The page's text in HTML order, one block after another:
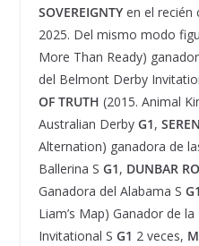
SOVEREIGNTYen el recién
2025. Del mismo modo
More Than Ready)
del Belmont Derby
OF TRUTH (2015. Animal
Australian Derby G1,
Alternation) ganadora de
Ballerina S G1, DUNBAR
Ganadora del Alabama S G1
Liam’s Map) Ganador de
Invitational S G1 2 veces,